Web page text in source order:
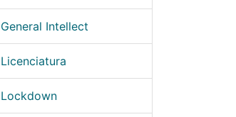
General Intellect
Licenciatura
Lockdown